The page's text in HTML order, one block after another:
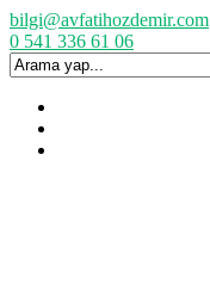
bilgi@avfatihozdemir.com
0 541 336 61 06